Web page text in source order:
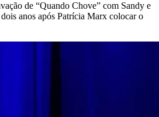
de “Quando Chove” com Sandy e
anos após Patrícia Marx colocar o